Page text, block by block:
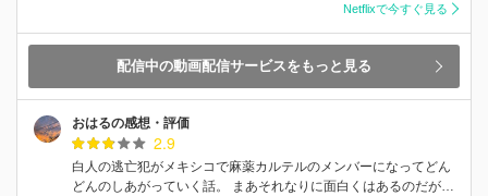
Netflixで今すぐ見る
配信中の動画配信サービスをもっと見る
おはるの感想・評価
2.9
白人の逃亡犯がメキシコで麻薬カルテルのメンバーになってどん
どんのしあがっていく話。 まあそれなりに面白くはあるのだが…